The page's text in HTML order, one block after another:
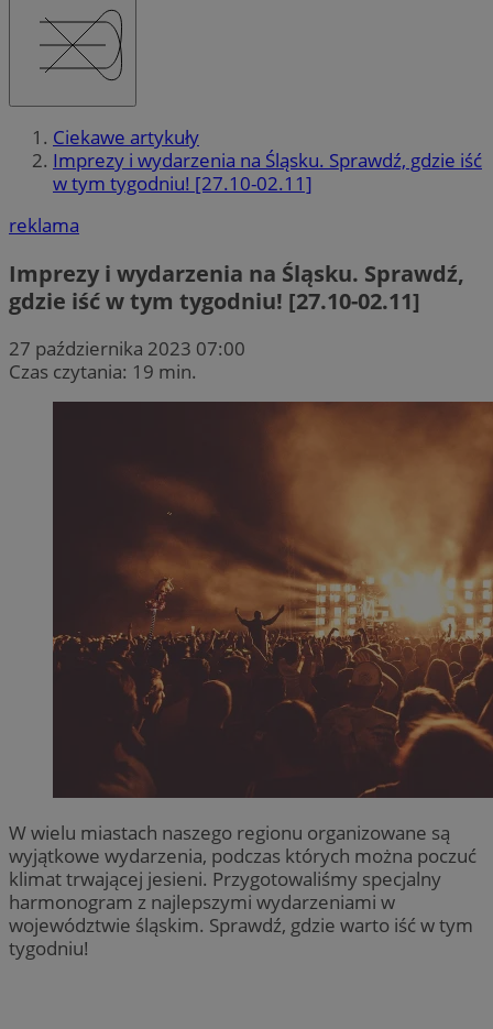
Ciekawe artykuły
Imprezy i wydarzenia na Śląsku. Sprawdź, gdzie iść
w tym tygodniu! [27.10-02.11]
reklama
Imprezy i wydarzenia na Śląsku. Sprawdź,
gdzie iść w tym tygodniu! [27.10-02.11]
27 października 2023 07:00
Czas czytania: 19 min.
W wielu miastach naszego regionu organizowane są
wyjątkowe wydarzenia, podczas których można poczuć
klimat trwającej jesieni. Przygotowaliśmy specjalny
harmonogram z najlepszymi wydarzeniami w
województwie śląskim. Sprawdź, gdzie warto iść w tym
tygodniu!